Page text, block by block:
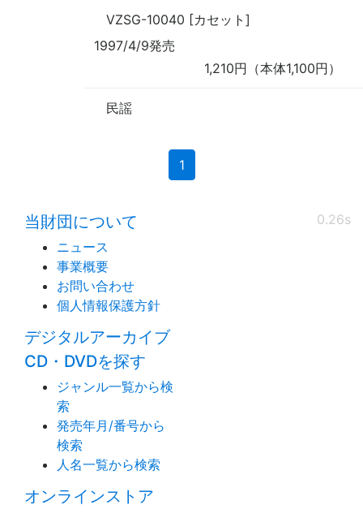
VZSG-10040 [カセット]
1997/4/9発売
1,210円（本体1,100円）
民謡
1(current)
0.26s
当財団について
ニュース
事業概要
お問い合わせ
個人情報保護方針
デジタルアーカイブ
CD・DVDを探す
ジャンル一覧から検
索
発売年月/番号から
検索
人名一覧から検索
オンラインストア